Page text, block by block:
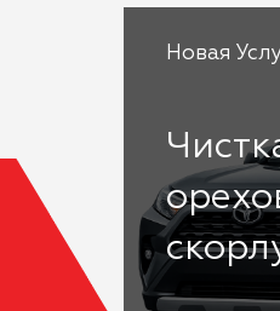
Новая